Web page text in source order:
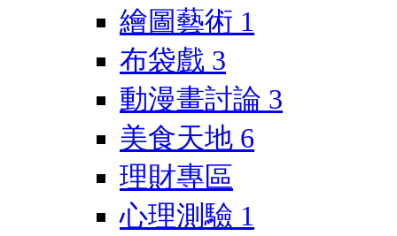
繪圖藝術 1
布袋戲 3
動漫畫討論 3
美食天地 6
理財專區
心理測驗 1